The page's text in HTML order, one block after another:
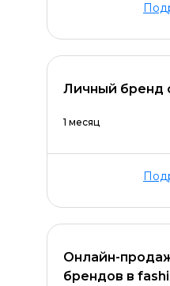
Личный бренд
1 месяц
Онлайн-
брендов в